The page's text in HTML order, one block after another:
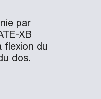
par
XB
flexion du
dos.